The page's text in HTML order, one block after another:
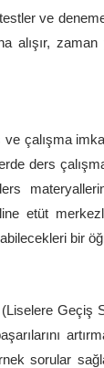
ve
alışır,
çalışma
ders
etüt
bir
Geçiş
sorular